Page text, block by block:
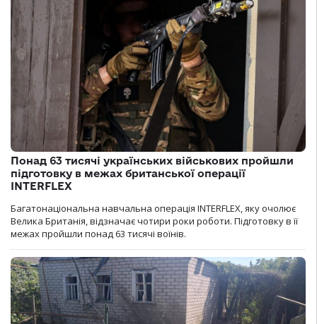
Понад 63 тисячі українських військових пройшли
підготовку в межах британської операції
INTERFLEX
Багатонаціональна навчальна операція INTERFLEX, яку очолює
Велика Британія, відзначає чотири роки роботи. Підготовку в її
межах пройшли понад 63 тисячі воїнів.